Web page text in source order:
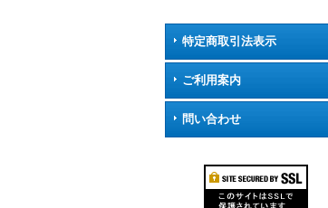
特定商取引法表示
ご利用案内
問い合わせ